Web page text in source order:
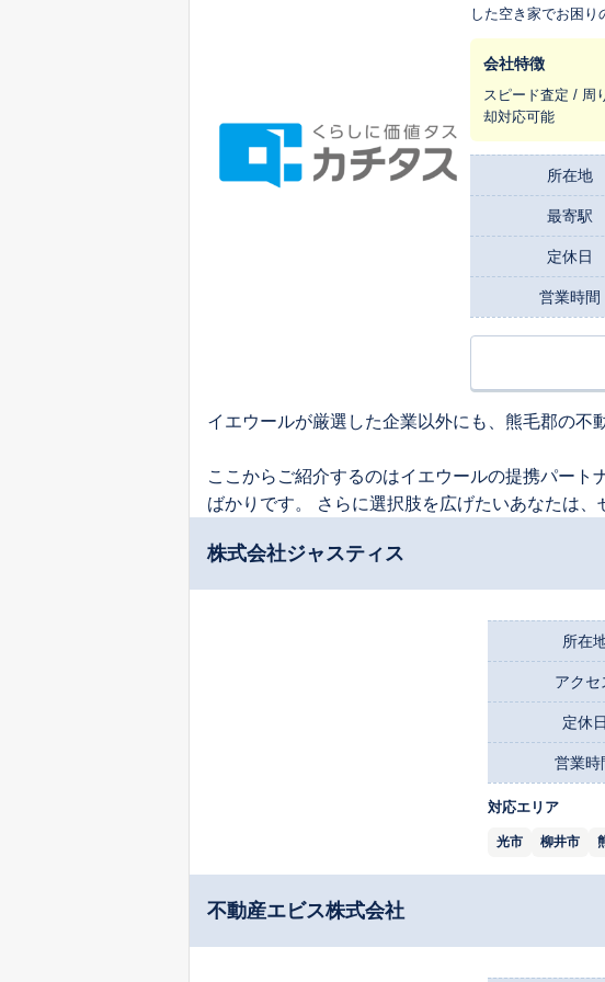
した空き家でお困り
まれ変わらせ、長
会社特徴
スピード査定 / 周
却対応可能
所在地
最寄駅
定休日
営業時間
イエウールが厳選した企業以外にも、熊毛郡の不
ここからご紹介するのはイエウールの提携パー
ばかりです。 さらに選択肢を広げたいあなたは、
株式会社ジャスティス
所在
アクセ
定休日
営業時
対応エリア
光市 柳井市
不動産エビス株式会社